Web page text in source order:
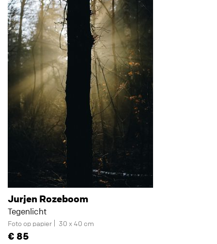
Jurjen Rozeboom
Tegenlicht
Foto op papier 30 x 40 cm
85